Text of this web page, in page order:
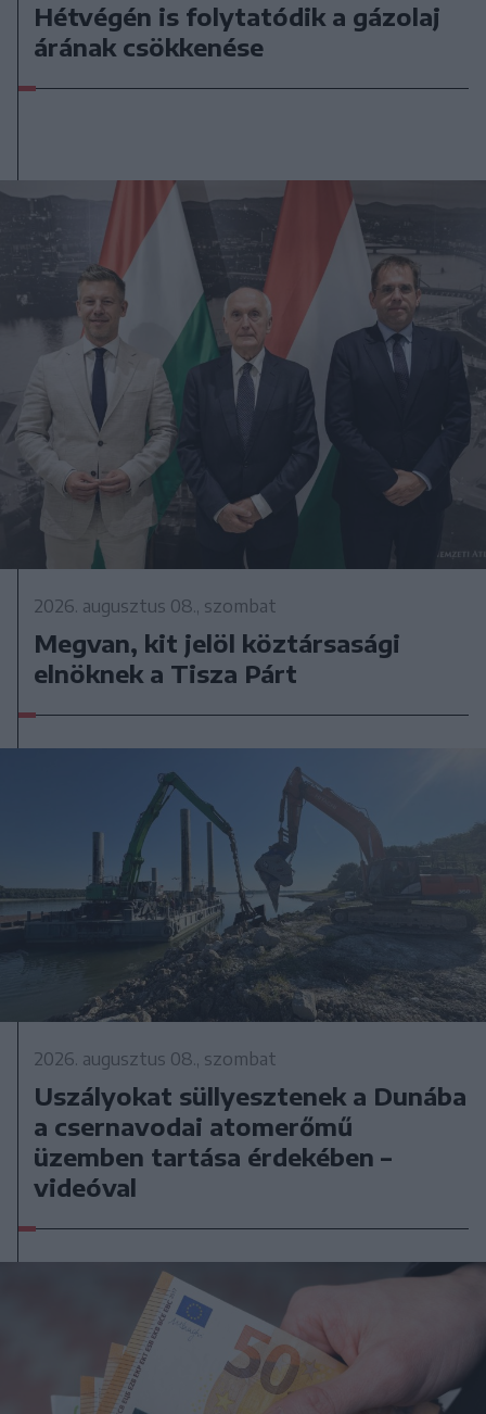
Hétvégén is folytatódik a gázolaj
árának csökkenése
2026. augusztus 08., szombat
Megvan, kit jelöl köztársasági
elnöknek a Tisza Párt
2026. augusztus 08., szombat
Uszályokat süllyesztenek a Dunába
a csernavodai atomerőmű
üzemben tartása érdekében –
videóval